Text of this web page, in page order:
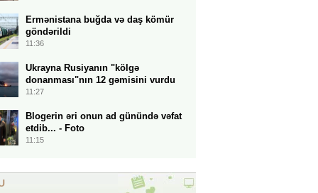
Ermənistana buğda və daş kömür
göndərildi
11:36
Ukrayna Rusiyanın "kölgə
donanması"nın 12 gəmisini vurdu
11:27
Blogerin əri onun ad günündə vəfat
etdib... - Foto
11:15